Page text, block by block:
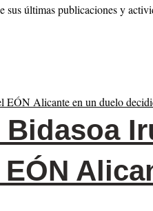
últimas publicaciones y
Bidasoa